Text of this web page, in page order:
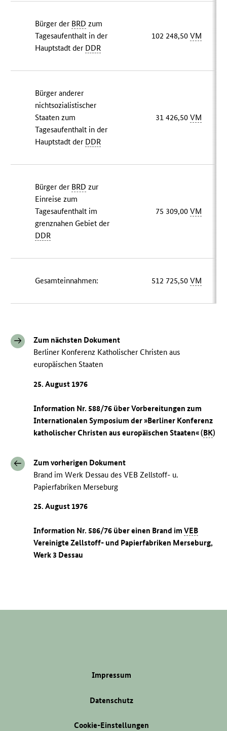
Bürger der BRD zum
Tagesaufenthalt in der
Hauptstadt der DDR
102 248,50VM
Bürger anderer
nichtsozialistischer
Staaten zum
Tagesaufenthalt in der
Hauptstadt der DDR
31 426,50VM
Bürger der BRD zur
Einreise zum
Tagesaufenthalt im
grenznahen Gebiet der
DDR
75 309,00VM
Gesamteinnahmen: 512 725,50VM
Zum nächsten Dokument
Berliner Konferenz Katholischer Christen aus
europäischen Staaten
25. August 1976
Information Nr. 588/76 über Vorbereitungen zum
Internationalen Symposium der »Berliner Konferenz
katholischer Christen aus europäischen Staaten« (BK)
Zum vorherigen Dokument
Brand im Werk Dessau des VEB Zellstoff- u.
Papierfabriken Merseburg
25. August 1976
Information Nr. 586/76 über einen Brand imVEB
Vereinigte Zellstoff- und Papierfabriken Merseburg,
Werk 3 Dessau
Impressum
Datenschutz
Cookie-Einstellungen